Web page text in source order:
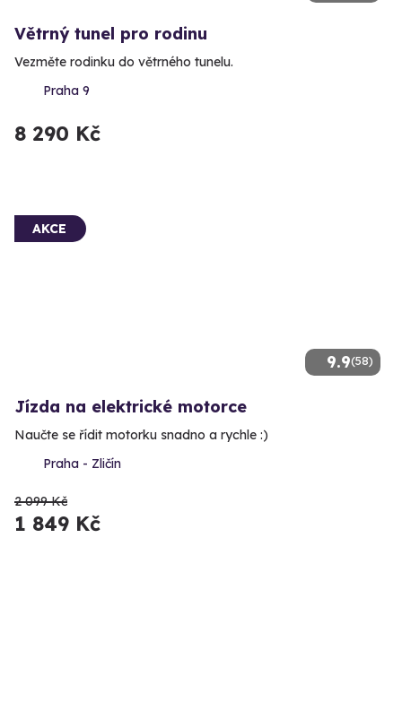
Větrný tunel pro rodinu
Vezměte rodinku do větrného tunelu.
Praha 9
8 290 Kč
9.9(58)
AKCE
Jízda na elektrické motorce
Naučte se řídit motorku snadno a rychle :)
Praha - Zličín
2 099 Kč
1 849 Kč